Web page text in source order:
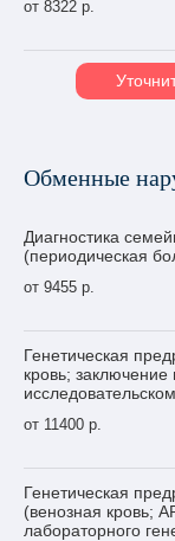
от 8322 р.
Обменные
Диагностика
(периодическая
от 9455 р.
Генетическая
кровь; заключение
от 11400 р.
Генетическая
(венозная кровь;
лабораторного